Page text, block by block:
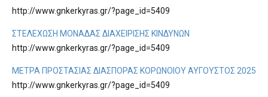
http://www.gnkerkyras.gr/?page_id=5409
ΣΤΕΛΈΧΩΣΗ ΜΟΝΆΔΑΣ ΔΙΑΧΕΊΡΙΣΗΣ ΚΙΝΔΎΝΩΝ
http://www.gnkerkyras.gr/?page_id=5409
ΜΕΤΡΑ ΠΡΟΣΤΑΣΙΑΣ ΔΙΑΣΠΟΡΑΣ ΚΟΡΩΝΟΙΟΥ ΑΥΓΟΥΣΤΟΣ 2025
http://www.gnkerkyras.gr/?page_id=5409